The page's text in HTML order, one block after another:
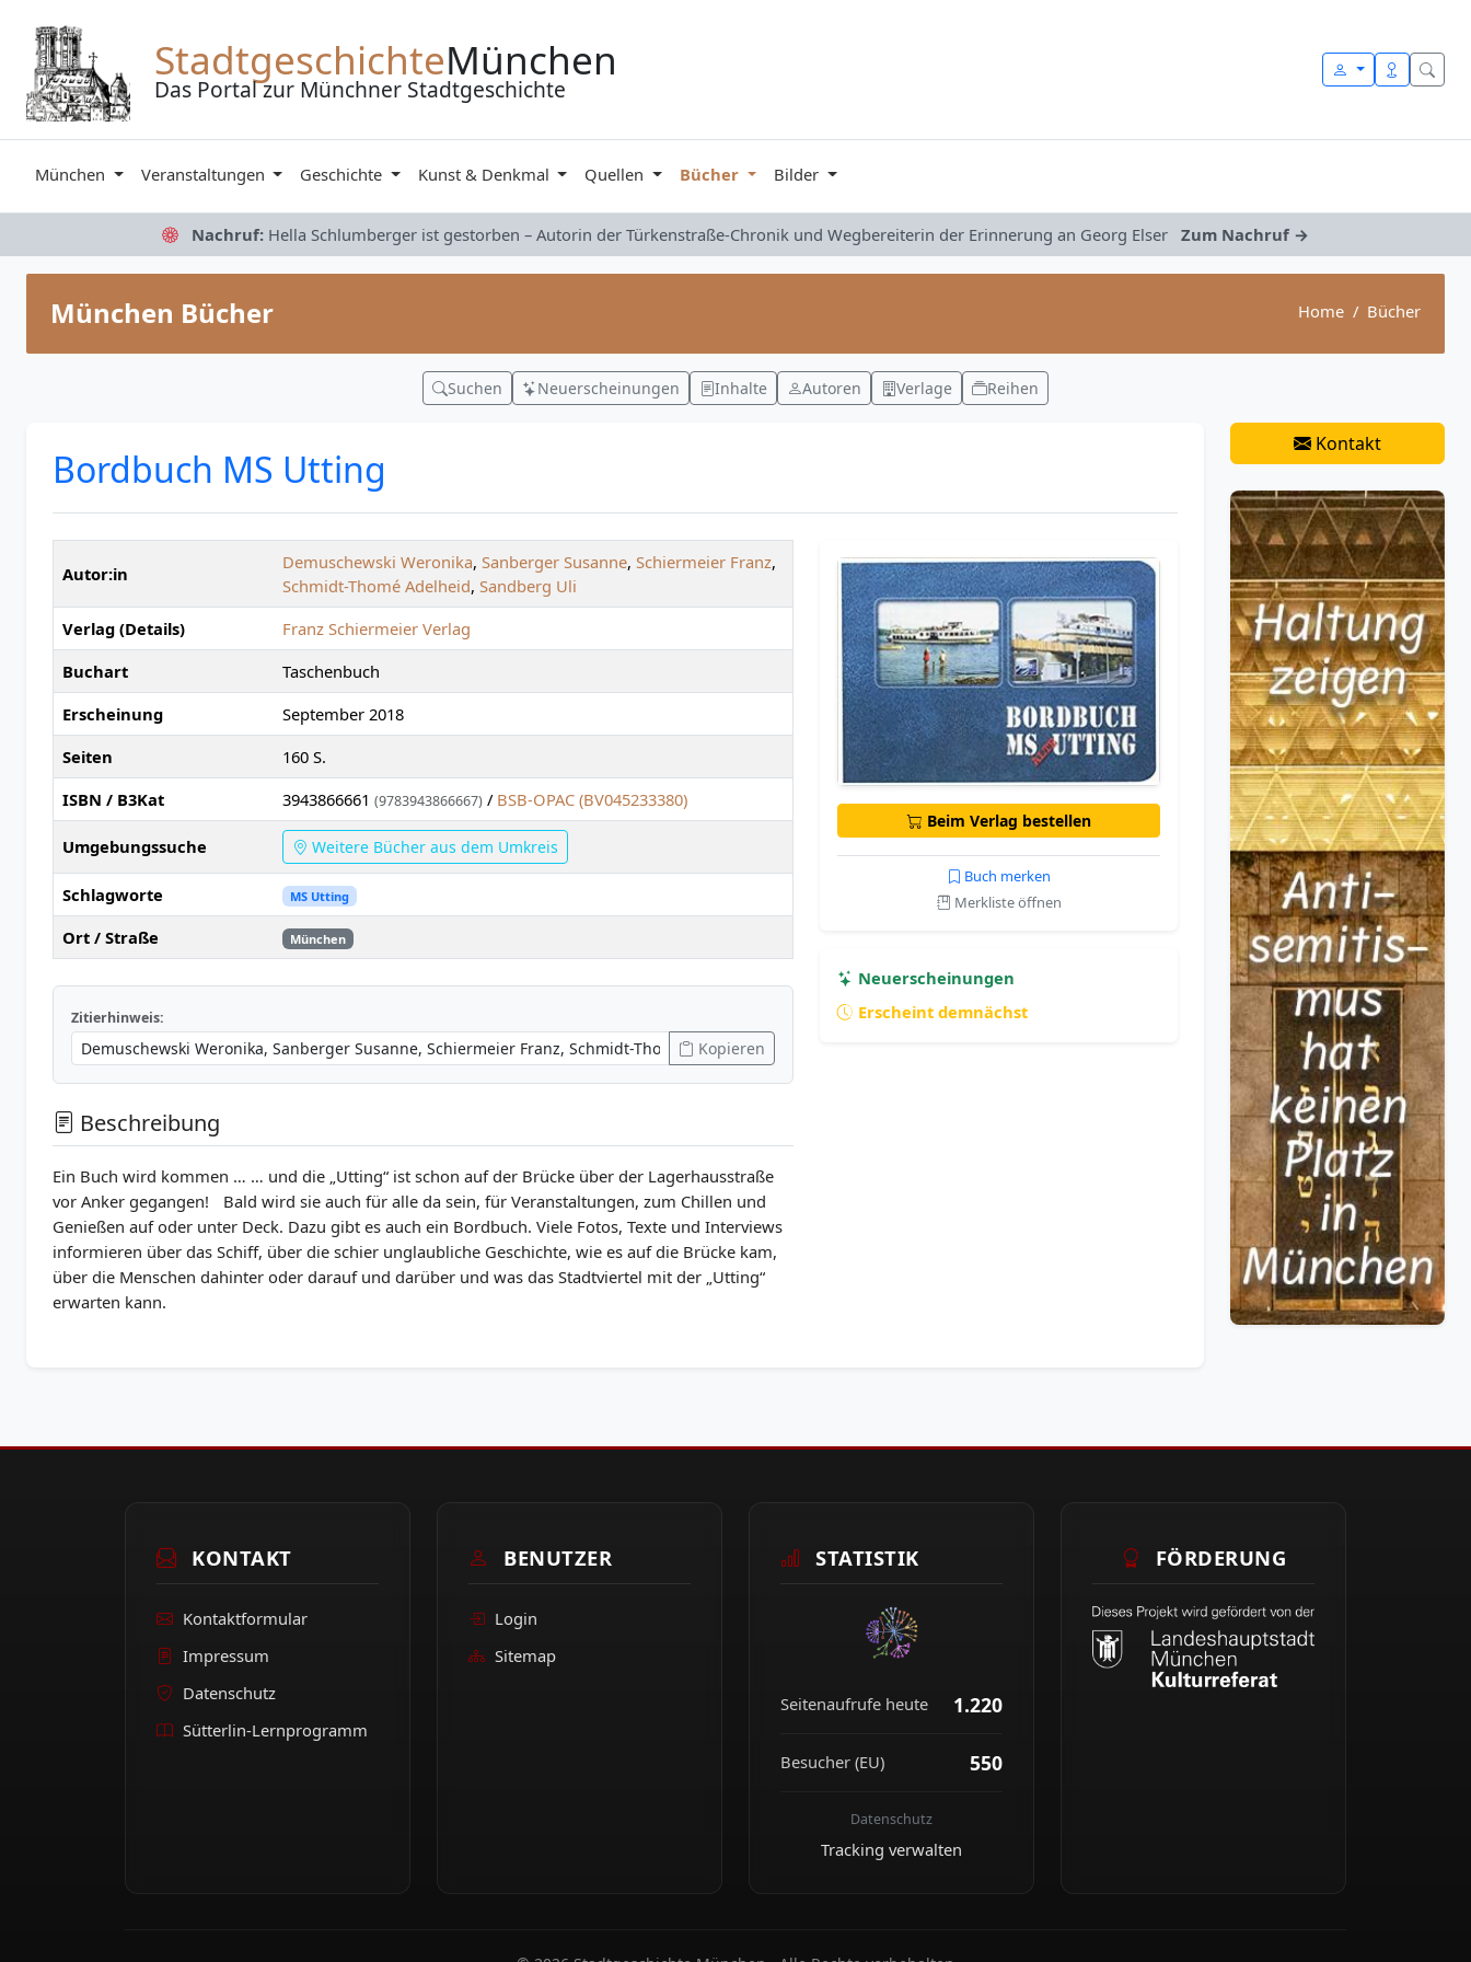
StadtgeschichteMünchen
Das Portal zur Münchner Stadtgeschichte
München Veranstaltungen Geschichte Kunst & Denkmal Quellen Bücher Bilder
Nachruf: Hella Schlumberger ist gestorben – Autorin der Türkenstraße-Chronik und Wegbereiterin der Erinnerung an Georg Elser Zum Nachruf →
München Bücher Home Bücher
Suchen Neuerscheinungen Inhalte Autoren Verlage Reihen
Bordbuch MS Utting
Autor:in
Demuschewski Weronika, Sanberger Susanne, Schiermeier Franz,
Schmidt-Thomé Adelheid, Sandberg Uli
Verlag (Details)
Franz Schiermeier Verlag
Buchart
Taschenbuch
Erscheinung
September 2018
Seiten
160 S.
ISBN / B3Kat
3943866661 (9783943866667) / BSB-OPAC (BV045233380)
Umgebungssuche Weitere Bücher aus dem Umkreis
Schlagworte MS Utting
Ort / Straße München
Zitierhinweis:
Kopieren
Beschreibung
Ein Buch wird kommen … … und die „Utting“ ist schon auf der Brücke über der Lagerhausstraße
vor Anker gegangen! Bald wird sie auch für alle da sein, für Veranstaltungen, zum Chillen und
Genießen auf oder unter Deck. Dazu gibt es auch ein Bordbuch. Viele Fotos, Texte und Interviews
informieren über das Schiff, über die schier unglaubliche Geschichte, wie es auf die Brücke kam,
über die Menschen dahinter oder darauf und darüber und was das Stadtviertel mit der „Utting“
erwarten kann.
Beim Verlag bestellen
Buch merken
Merkliste öffnen
Neuerscheinungen
Erscheint demnächst
Kontakt
KONTAKT
Kontaktformular
Impressum
Datenschutz
Sütterlin-Lernprogramm
BENUTZER
Login
Sitemap
STATISTIK
Seitenaufrufe heute 1.220
Besucher (EU) 550
Datenschutz
Tracking verwalten
FÖRDERUNG